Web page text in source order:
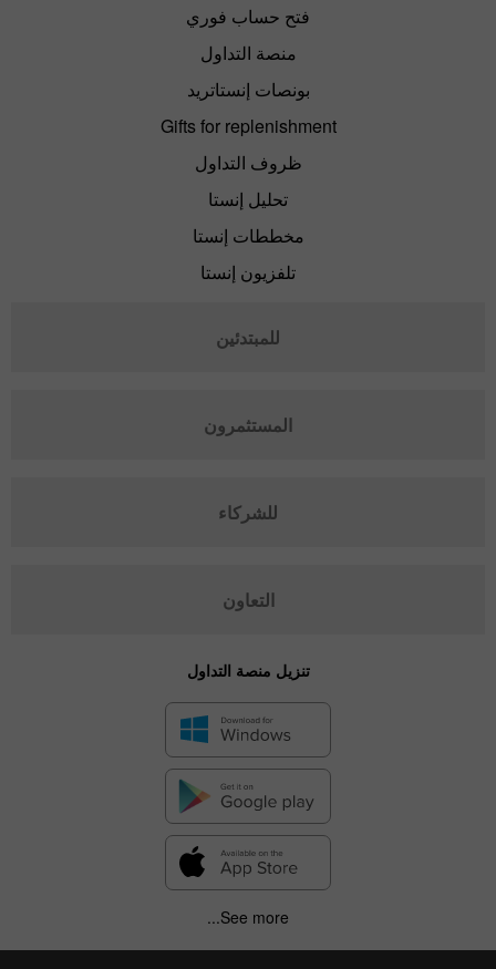
فتح حساب فوري
منصة التداول
بونصات إنستاتريد
Gifts for replenishment
ظروف التداول
تحليل إنستا
مخططات إنستا
تلفزيون إنستا
للمبتدئين
المستثمرون
للشركاء
التعاون
تنزيل منصة التداول
See more...